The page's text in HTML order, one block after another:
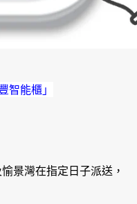
能櫃」
景灣在指定日子派送，